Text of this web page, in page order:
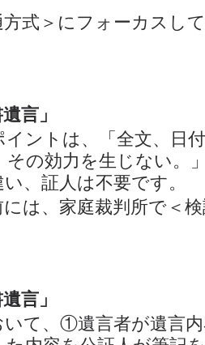
式＞にフォーカスし
言」
イントは、「全文、日
その効力を生じない。
、証人は不要です。
は、家庭裁判所で＜
言」
いて、①遺言者が遺言